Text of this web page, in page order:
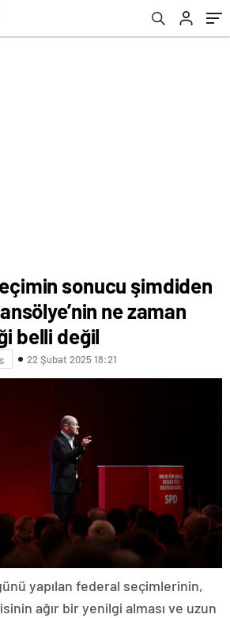
sonucu şimdiden
ne zaman
belli değil
22 Şubat 2025 18:21
yapılan federal seçimlerinin,
ağır bir yenilgi alması ve uzun